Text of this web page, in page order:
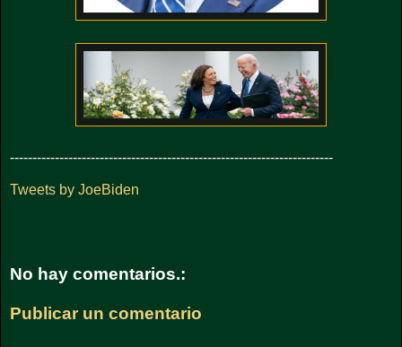
------------------------------------------------------------------------
Tweets by JoeBiden
No hay comentarios.:
Publicar un comentario